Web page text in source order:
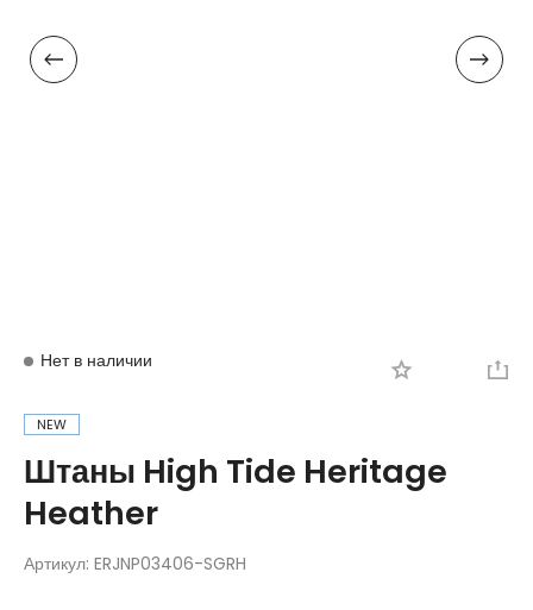
АКСЕССУАРЫ
Нет в наличии
NEW
Штаны High Tide Heritage
Heather
Артикул: ERJNP03406-SGRH